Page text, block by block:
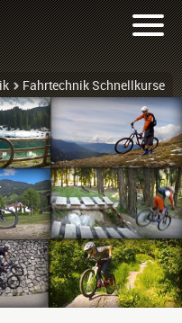
Fahrtechnik Schnellkurse